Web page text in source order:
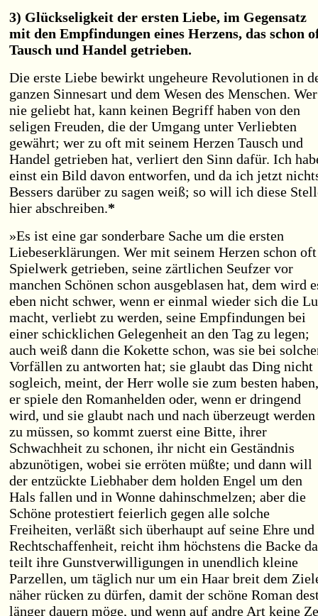
3) Glückseligkeit der ersten Liebe, im Gegensatz
mit den Empfindungen eines Herzens, das schon
Tausch und Handel getrieben.
Die erste Liebe bewirkt ungeheure Revolutionen in
ganzen Sinnesart und dem Wesen des Menschen. Wer
nie geliebt hat, kann keinen Begriff haben von den
seligen Freuden, die der Umgang unter Verliebten
gewährt; wer zu oft mit seinem Herzen Tausch und
Handel getrieben hat, verliert den Sinn dafür. Ich
einst ein Bild davon entworfen, und da ich jetzt
Bessers darüber zu sagen weiß; so will ich diese
hier abschreiben.*
»Es ist eine gar sonderbare Sache um die ersten
Liebeserklärungen. Wer mit seinem Herzen schon oft
Spielwerk getrieben, seine zärtlichen Seufzer vor
manchen Schönen schon ausgeblasen hat, dem wird
eben nicht schwer, wenn er einmal wieder sich die
macht, verliebt zu werden, seine Empfindungen bei
einer schicklichen Gelegenheit an den Tag zu legen;
auch weiß dann die Kokette schon, was sie bei
Vorfällen zu antworten hat; sie glaubt das Ding nicht
sogleich, meint, der Herr wolle sie zum besten haben,
er spiele den Romanhelden oder, wenn er dringend
wird, und sie glaubt nach und nach überzeugt werden
zu müssen, so kommt zuerst eine Bitte, ihrer
Schwachheit zu schonen, ihr nicht ein Geständnis
abzunötigen, wobei sie erröten müßte; und dann will
der entzückte Liebhaber dem holden Engel um den
Hals fallen und in Wonne dahinschmelzen; aber die
Schöne protestiert feierlich gegen alle solche
Freiheiten, verläßt sich überhaupt auf seine Ehre und
Rechtschaffenheit, reicht ihm höchstens die Backe
teilt ihre Gunstverwilligungen in unendlich kleine
Parzellen, um täglich nur um ein Haar breit dem
näher rücken zu dürfen, damit der schöne Roman
länger dauern möge, und wenn auf andre Art keine